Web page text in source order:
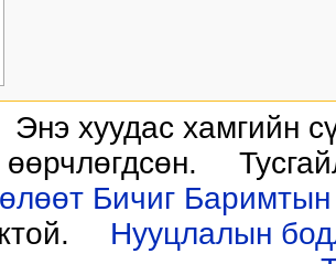
Энэ хуудас хамгийн
Бичиг
Нууцлалын